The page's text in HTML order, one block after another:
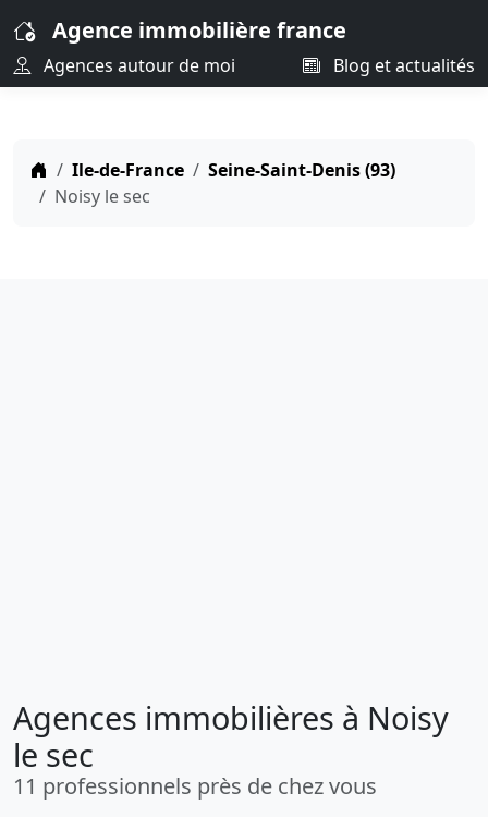
Agence immobilière france
Agences autour de moi Blog et actualités
Ile-de-France
Seine-Saint-Denis (93)
Noisy le sec
Agences immobilières à Noisy
le sec
11 professionnels près de chez vous